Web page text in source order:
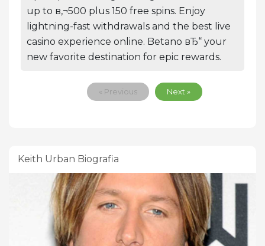
up to в‚¬500 plus 150 free spins. Enjoy
lightning-fast withdrawals and the best live
casino experience online. Betano вЂ“ your
new favorite destination for epic rewards.
« Previous Next »
Keith Urban Biografia